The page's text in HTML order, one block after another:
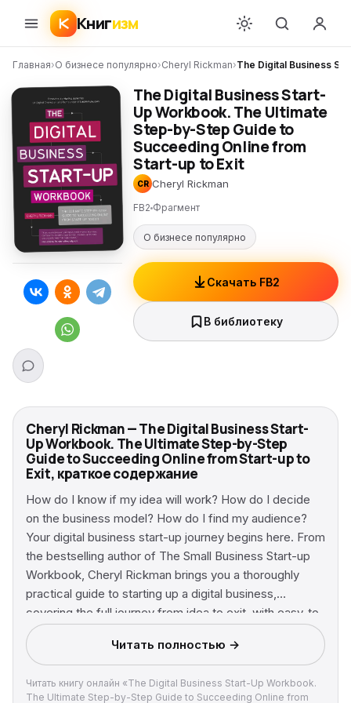
Книгизм
Главная›О бизнесе популярно›Cheryl Rickman›The Digital Business
The Digital Business Start-
Up Workbook. The Ultimate
Step-by-Step Guide to
Succeeding Online from
Start-up to Exit
CR Cheryl Rickman
FB2 Фрагмент
О бизнесе популярно
Скачать FB2
В библиотеку
Cheryl Rickman — The Digital Business Start-
Up Workbook. The Ultimate Step-by-Step
Guide to Succeeding Online from Start-up to
Exit, краткое содержание
How do I know if my idea will work? How do I decide
on the business model? How do I find my audience?
Your digital business start-up journey begins here. From
the bestselling author of The Small Business Start-up
Workbook, Cheryl Rickman brings you a thoroughly
practical guide to starting up a digital business,
covering the full journey from idea to exit, with easy-to-
implement strategies to make your online venture an
ongoing success. With a combination of tips,
exercises, checklists, anecdotes, case studies and
lessons learned by business leaders, this workbook will
Читать полностью →
Читать книгу онлайн «The Digital Business Start-Up Workbook.
The Ultimate Step-by-Step Guide to Succeeding Online from